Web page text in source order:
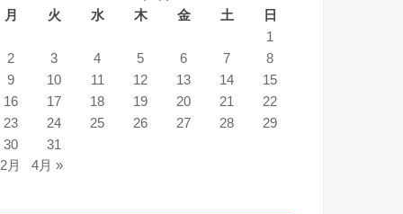
月
火 水 木 金 土
日
1
2
3 4 5 6 7
8
9
10 11 12 13 14
15
16
17 18 19 20 21
22
23
24 25 26 27 28
29
30
31
月
4月 »